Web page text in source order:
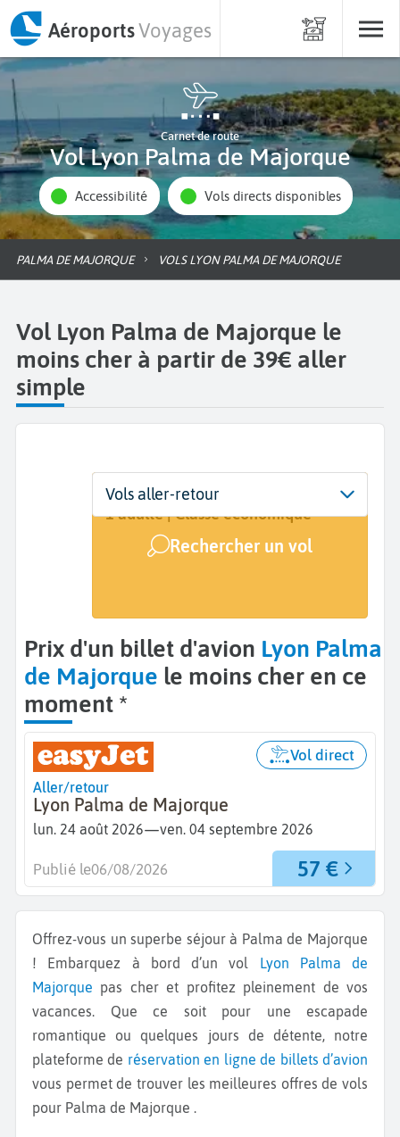
AéroportsVoyages
Carnet de route
Vol Lyon Palma de Majorque
Accessibilité Vols directs disponibles
PALMA DE MAJORQUE VOLS LYON PALMA DE MAJORQUE
Vol Lyon Palma de Majorque le
moins cher à partir de 39€ aller
simple
Départ
Lyon (LYS)
Dates
Dates de votre voyage
Voyageurs | Classe
1 adulte | Classe économique
Rechercher un vol
Vols aller-retour
Prix d'un billet d'avion Lyon Palma
de Majorque le moins cher en ce
moment *
Aller/retour
Lyon Palma de Majorque
lun. 24 août 2026—ven. 04 septembre 2026
Vol direct
57 €
Publié le06/08/2026
Offrez-vous un superbe séjour à Palma de Majorque
! Embarquez à bord d’un vol Lyon
Palma de
Majorque pas cher et profitez pleinement de vos
vacances. Que ce soit pour une escapade
romantique ou quelques jours de détente, notre
plateforme de réservation en ligne de billets d’avion
vous permet de trouver les meilleures offres de vols
pour Palma de Majorque .